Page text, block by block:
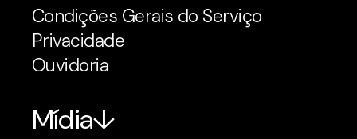
Condições Gerais do Serviço
Privacidade
Ouvidoria
Mídia